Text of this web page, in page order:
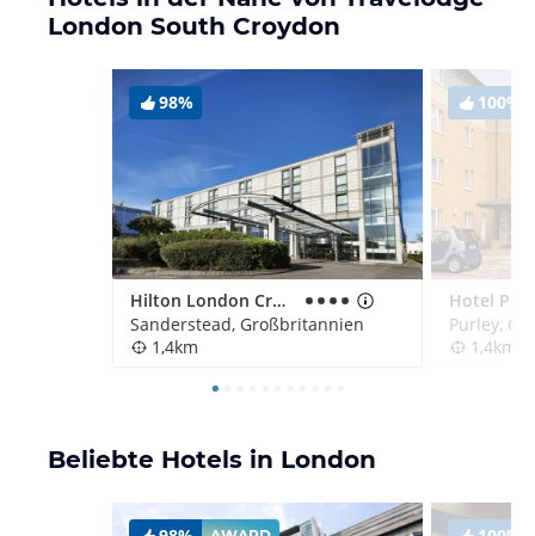
London South Croydon
98%
Hilton London Croydon
Sanderstead, Großbritannien
1,4km
100%
Purley,
1,4km
Beliebte Hotels in London